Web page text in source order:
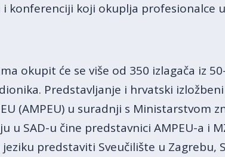
konferenciji koji okuplja profesionalce
okupit će se više od 350 izlagača iz
Predstavljanje i hrvatski
(AMPEU) u suradnji s Ministarstvom
u SAD-u čine predstavnici AMPEU-a i
predstaviti Sveučilište u Zagrebu,